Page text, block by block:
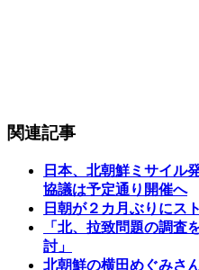
関連記事
日本、北朝鮮ミサイル
協議は予定通り開催へ
日朝が２カ月ぶりにス
「北、拉致問題の調
討」
北朝鮮の横田めぐみさ